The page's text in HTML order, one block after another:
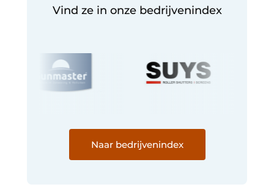
Vind ze in onze bedrijvenindex
Naar bedrijvenindex